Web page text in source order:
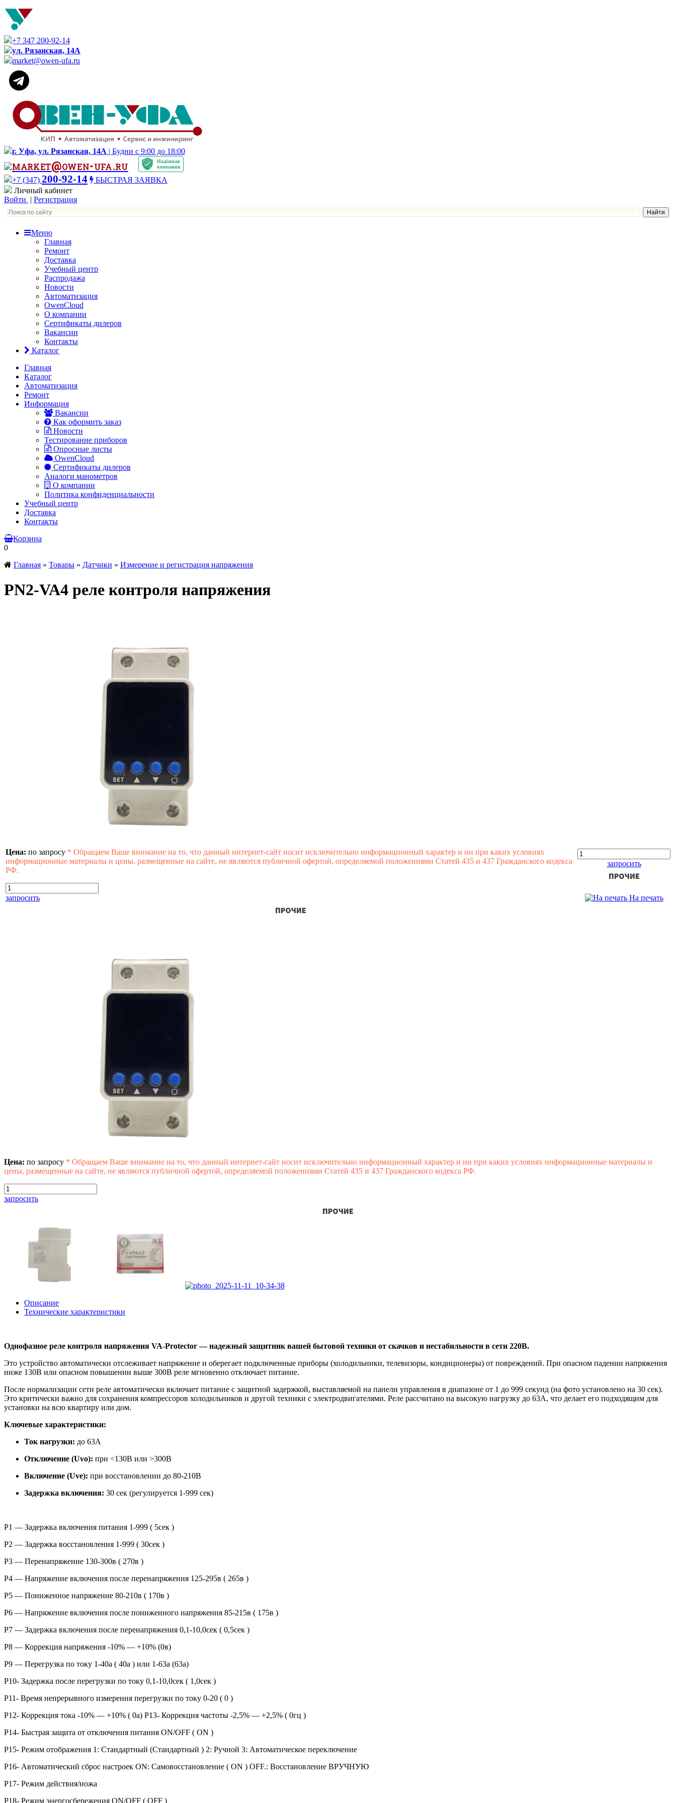
+7 347 200-92-14
ул. Рязанская, 14А
market@owen-ufa.ru
г. Уфа, ул. Рязанская, 14А | Будни с 9:00 до 18:00
market@owen-ufa.ru
Надёжная
компания
+7 (347) 200-92-14
БЫСТРАЯ ЗАЯВКА
Личный кабинет
Войти | Регистрация
Меню
Главная
Ремонт
Доставка
Учебный центр
Распродажа
Новости
Автоматизация
OwenCloud
О компании
Сертификаты дилеров
Вакансии
Контакты
Каталог
Главная
Каталог
Автоматизация
Ремонт
Информация
Вакансии
Как оформить заказ
Новости
Тестирование приборов
Опросные листы
OwenCloud
Сертификаты дилеров
Аналоги манометров
О компании
Политика конфиденциальности
Учебный центр
Доставка
Контакты
Корзина
0
Главная » Товары » Датчики » Измерение и регистрация напряжения
PN2-VA4 реле контроля напряжения
Цена: по запросу * Обращаем Ваше внимание на то, что данный интернет-сайт носит исключительно информационный характер и ни при каких условиях
информационные материалы и цены, размещенные на сайте, не являются публичной офертой, определяемой положениями Статей 435 и 437 Гражданского кодекса
РФ.
запросить
запросить
На печать
Цена: по запросу * Обращаем Ваше внимание на то, что данный интернет-сайт носит исключительно информационный характер и ни при каких условиях информационные материалы и
цены, размещенные на сайте, не являются публичной офертой, определяемой положениями Статей 435 и 437 Гражданского кодекса РФ.
запросить
Описание
Технические характеристики
Однофазное реле контроля напряжения VA-Protector — надежный защитник вашей бытовой техники от скачков и нестабильности в сети 220В.
Это устройство автоматически отслеживает напряжение и оберегает подключенные приборы (холодильники, телевизоры, кондиционеры) от повреждений. При опасном падении напряжения
ниже 130В или опасном повышении выше 300В реле мгновенно отключает питание.
После нормализации сети реле автоматически включает питание с защитной задержкой, выставляемой на панели управления в диапазоне от 1 до 999 секунд (на фото установлено на 30 сек).
Это критически важно для сохранения компрессоров холодильников и другой техники с электродвигателями. Реле рассчитано на высокую нагрузку до 63А, что делает его подходящим для
установки на всю квартиру или дом.
Ключевые характеристики:
Ток нагрузки: до 63А
Отключение (Uvo): при <130В или >300В
Включение (Uve): при восстановлении до 80-210В
Задержка включения: 30 сек (регулируется 1-999 сек)
Р1 — Задержка включения питания 1-999 ( 5сек )
Р2 — Задержка восстановления 1-999 ( 30сек )
Р3 — Перенапряжение 130-300в ( 270в )
Р4 — Напряжение включения после перенапряжения 125-295в ( 265в )
Р5 — Пониженное напряжение 80-210в ( 170в )
Р6 — Напряжение включения после пониженного напряжения 85-215в ( 175в )
Р7 — Задержка включения после перенапряжения 0,1-10,0сек ( 0,5сек )
Р8 — Коррекция напряжения -10% — +10% (0в)
Р9 — Перегрузка по току 1-40а ( 40а ) или 1-63а (63а)
Р10- Задержка после перегрузки по току 0,1-10,0сек ( 1,0сек )
Р11- Время непрерывного измерения перегрузки по току 0-20 ( 0 )
Р12- Коррекция тока -10% — +10% ( 0а) Р13- Коррекция частоты -2,5% — +2,5% ( 0гц )
Р14- Быстрая защита от отключения питания ON/OFF ( ON )
Р15- Режим отображения 1: Стандартный (Стандартный ) 2: Ручной 3: Автоматическое переключение
Р16- Автоматический сброс настроек ON: Самовосстановление ( ON ) OFF.: Восстановление ВРУЧНУЮ
Р17- Режим действия/ножа
Р18- Режим энергосбережения ON/OFF ( OFF )